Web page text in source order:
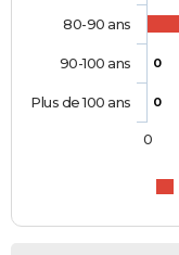
0
0
80-90 ans
90-100 ans
Plus de 100 ans
0